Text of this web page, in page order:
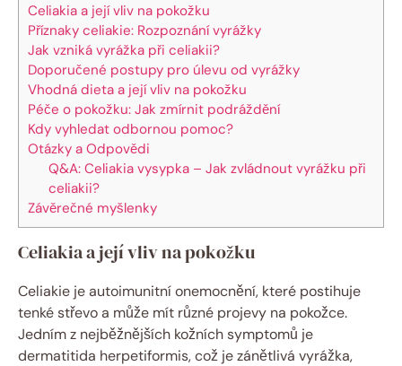
Celiakia⁢ a její vliv na⁤ pokožku
Příznaky celiakie: Rozpoznání vyrážky
Jak vzniká vyrážka při celiakii?
Doporučené postupy pro úlevu od vyrážky
Vhodná dieta ​a její vliv na‍ pokožku
Péče o pokožku: Jak zmírnit podráždění
Kdy⁣ vyhledat ‌odbornou ⁣pomoc?
Otázky ⁤a Odpovědi
Q&A: Celiakia ‌vysypka – Jak zvládnout vyrážku ⁤při
⁢celiakii?
Závěrečné myšlenky
Celiakia⁢ a její vliv na⁤ pokožku
Celiakie ⁤je autoimunitní onemocnění, které postihuje
tenké střevo a může mít⁣ různé projevy na ⁣pokožce.⁢
Jedním z ⁤nejběžnějších kožních ⁤symptomů je
dermatitida herpetiformis, což je zánětlivá vyrážka,